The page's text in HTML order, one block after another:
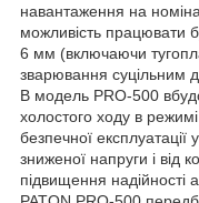
навантаження на
можливість працювати
6 мм (включаючи
зварювання суцільним
В модель PRO-500
холостого ходу в
безпечної експлуатації
зниженої напруги і від
підвищення надійності